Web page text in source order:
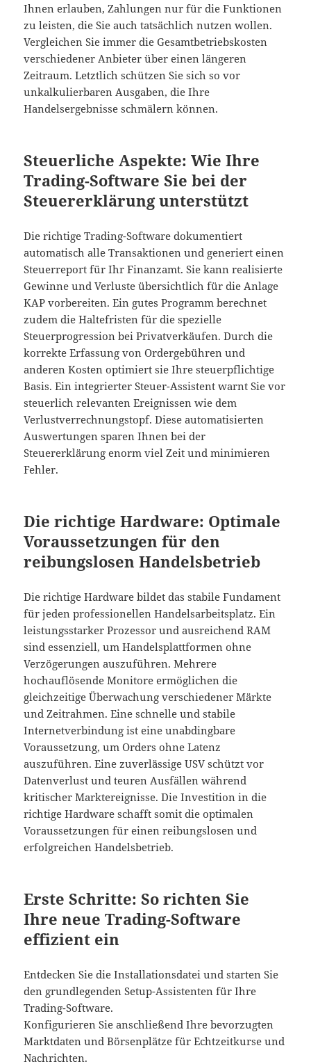
Ihnen erlauben, Zahlungen nur für die Funktionen
zu leisten, die Sie auch tatsächlich nutzen wollen.
Vergleichen Sie immer die Gesamtbetriebskosten
verschiedener Anbieter über einen längeren
Zeitraum. Letztlich schützen Sie sich so vor
unkalkulierbaren Ausgaben, die Ihre
Handelsergebnisse schmälern können.
Steuerliche Aspekte: Wie Ihre
Trading-Software Sie bei der
Steuererklärung unterstützt
Die richtige Trading-Software dokumentiert
automatisch alle Transaktionen und generiert einen
Steuerreport für Ihr Finanzamt. Sie kann realisierte
Gewinne und Verluste übersichtlich für die Anlage
KAP vorbereiten. Ein gutes Programm berechnet
zudem die Haltefristen für die spezielle
Steuerprogression bei Privatverkäufen. Durch die
korrekte Erfassung von Ordergebühren und
anderen Kosten optimiert sie Ihre steuerpflichtige
Basis. Ein integrierter Steuer-Assistent warnt Sie vor
steuerlich relevanten Ereignissen wie dem
Verlustverrechnungstopf. Diese automatisierten
Auswertungen sparen Ihnen bei der
Steuererklärung enorm viel Zeit und minimieren
Fehler.
Die richtige Hardware: Optimale
Voraussetzungen für den
reibungslosen Handelsbetrieb
Die richtige Hardware bildet das stabile Fundament
für jeden professionellen Handelsarbeitsplatz. Ein
leistungsstarker Prozessor und ausreichend RAM
sind essenziell, um Handelsplattformen ohne
Verzögerungen auszuführen. Mehrere
hochauflösende Monitore ermöglichen die
gleichzeitige Überwachung verschiedener Märkte
und Zeitrahmen. Eine schnelle und stabile
Internetverbindung ist eine unabdingbare
Voraussetzung, um Orders ohne Latenz
auszuführen. Eine zuverlässige USV schützt vor
Datenverlust und teuren Ausfällen während
kritischer Marktereignisse. Die Investition in die
richtige Hardware schafft somit die optimalen
Voraussetzungen für einen reibungslosen und
erfolgreichen Handelsbetrieb.
Erste Schritte: So richten Sie
Ihre neue Trading-Software
effizient ein
Entdecken Sie die Installationsdatei und starten Sie
den grundlegenden Setup-Assistenten für Ihre
Trading-Software.
Konfigurieren Sie anschließend Ihre bevorzugten
Marktdaten und Börsenplätze für Echtzeitkurse und
Nachrichten.